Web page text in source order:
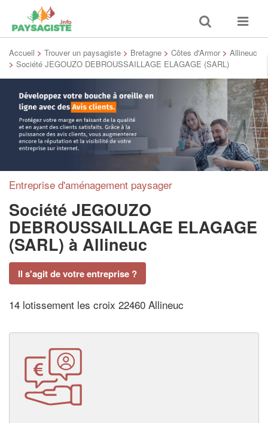
Toggle
search
Toggle
Accueil > Trouver un paysagiste > Bretagne > Côtes d'Armor > Allineuc
> Société JEGOUZO DEBROUSSAILLAGE ELAGAGE (SARL)
Entreprise d'aménagement paysager
Société JEGOUZO
DEBROUSSAILLAGE ELAGAGE
(SARL) à Allineuc
Il s'agit de votre entreprise ?
14 lotissement les croix 22460 Allineuc